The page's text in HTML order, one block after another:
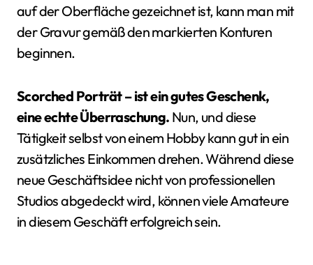
auf der Oberfläche gezeichnet ist, kann man mit
der Gravur gemäß den markierten Konturen
beginnen.
Scorched Porträt – ist ein gutes Geschenk,
eine echte Überraschung. Nun, und diese
Tätigkeit selbst von einem Hobby kann gut in ein
zusätzliches Einkommen drehen. Während diese
neue Geschäftsidee nicht von professionellen
Studios abgedeckt wird, können viele Amateure
in diesem Geschäft erfolgreich sein.